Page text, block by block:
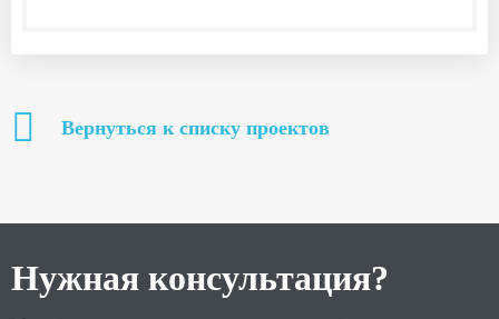
Вернуться к списку проектов
Нужная консультация?